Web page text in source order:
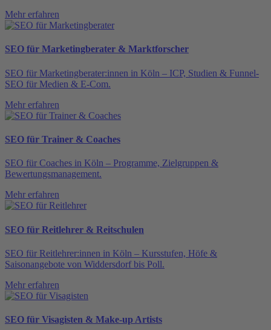
Mehr erfahren
SEO für Marketingberater & Marktforscher
SEO für Marketingberater:innen in Köln – ICP, Studien & Funnel-
SEO für Medien & E-Com.
Mehr erfahren
SEO für Trainer & Coaches
SEO für Coaches in Köln – Programme, Zielgruppen &
Bewertungsmanagement.
Mehr erfahren
SEO für Reitlehrer & Reitschulen
SEO für Reitlehrer:innen in Köln – Kursstufen, Höfe &
Saisonangebote von Widdersdorf bis Poll.
Mehr erfahren
SEO für Visagisten & Make-up Artists